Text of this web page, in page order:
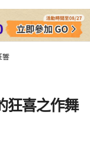
響
狂喜之作舞